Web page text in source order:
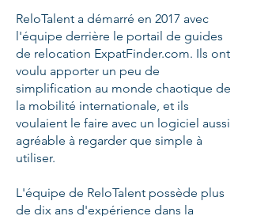
ReloTalent a démarré en 2017 avec
l'équipe derrière le portail de guides
de relocation ExpatFinder.com. Ils ont
voulu apporter un peu de
simplification au monde chaotique de
la mobilité internationale, et ils
voulaient le faire avec un logiciel aussi
agréable à regarder que simple à
utiliser.
L'équipe de ReloTalent possède plus
de dix ans d'expérience dans la